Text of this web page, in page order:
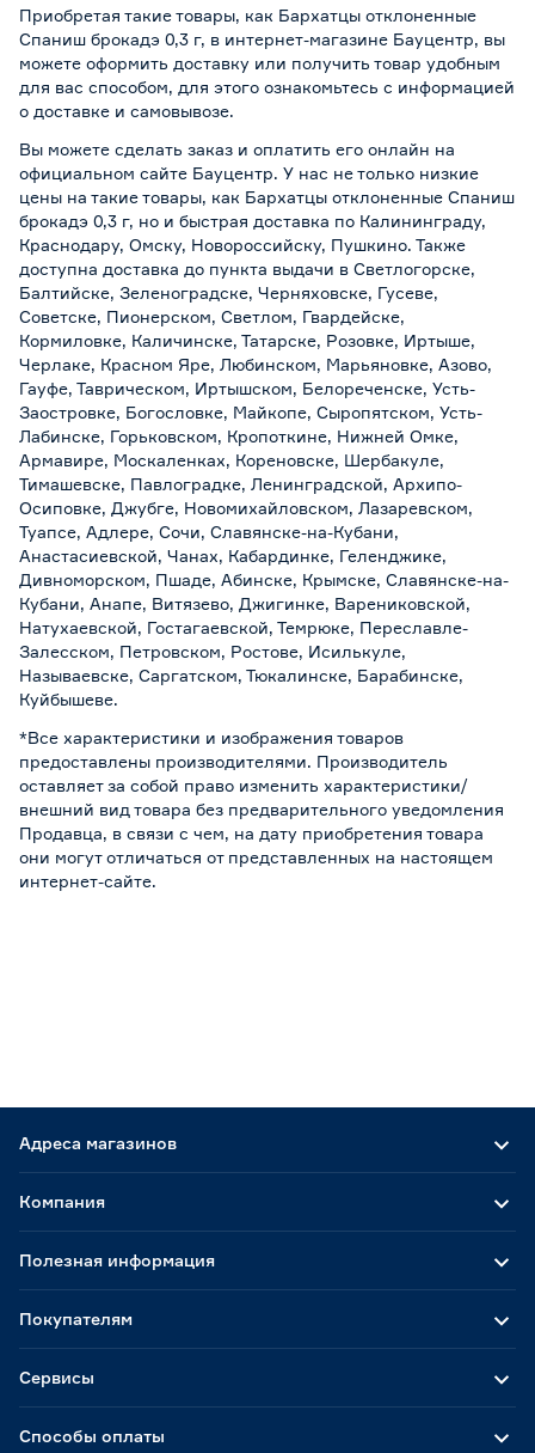
Приобретая такие товары, как Бархатцы отклоненные
Спаниш брокадэ 0,3 г, в интернет-магазине Бауцентр, вы
можете оформить доставку или получить товар удобным
для вас способом, для этого ознакомьтесь с информацией
о доставке и самовывозе.
Вы можете сделать заказ и оплатить его онлайн на
официальном сайте Бауцентр. У нас не только низкие
цены на такие товары, как Бархатцы отклоненные Спаниш
брокадэ 0,3 г, но и быстрая доставка по Калининграду,
Краснодару, Омску, Новороссийску, Пушкино. Также
доступна доставка до пункта выдачи в Светлогорске,
Балтийске, Зеленоградске, Черняховске, Гусеве,
Советске, Пионерском, Светлом, Гвардейске,
Кормиловке, Каличинске, Татарске, Розовке, Иртыше,
Черлаке, Красном Яре, Любинском, Марьяновке, Азово,
Гауфе, Таврическом, Иртышском, Белореченске, Усть-
Заостровке, Богословке, Майкопе, Сыропятском, Усть-
Лабинске, Горьковском, Кропоткине, Нижней Омке,
Армавире, Москаленках, Кореновске, Шербакуле,
Тимашевске, Павлоградке, Ленинградской, Архипо-
Осиповке, Джубге, Новомихайловском, Лазаревском,
Туапсе, Адлере, Сочи, Славянске-на-Кубани,
Анастасиевской, Чанах, Кабардинке, Геленджике,
Дивноморском, Пшаде, Абинске, Крымске, Славянске-на-
Кубани, Анапе, Витязево, Джигинке, Варениковской,
Натухаевской, Гостагаевской, Темрюке, Переславле-
Залесском, Петровском, Ростове, Исилькуле,
Называевске, Саргатском, Тюкалинске, Барабинске,
Куйбышеве.
*Все характеристики и изображения товаров
предоставлены производителями. Производитель
оставляет за собой право изменить характеристики/
внешний вид товара без предварительного уведомления
Продавца, в связи с чем, на дату приобретения товара
они могут отличаться от представленных на настоящем
интернет-сайте.
Адреса магазинов
Способы оплаты
Компания
Полезная информация
Покупателям
Сервисы